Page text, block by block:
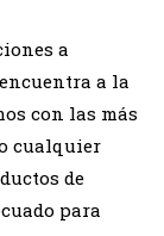
a
a la
con las más
cualquier
de
para